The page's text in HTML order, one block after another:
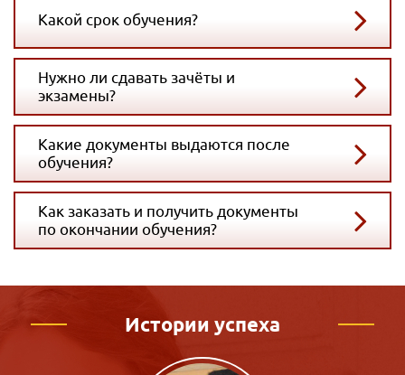
Какой срок обучения?
Нужно ли сдавать зачёты и
экзамены?
Какие документы выдаются после
обучения?
Как заказать и получить документы
по окончании обучения?
Истории успеха